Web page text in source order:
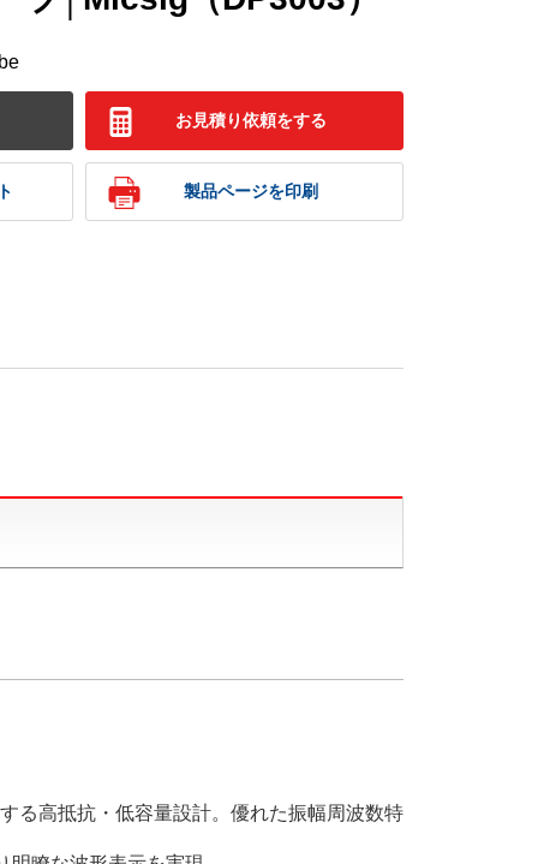
お見積り依頼をする
製品ページを印刷
る高抵抗・低容量設計。優れた振幅周波数特